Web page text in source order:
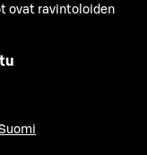
ovat ravintoloiden